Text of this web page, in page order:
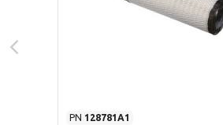
PN 128781A1